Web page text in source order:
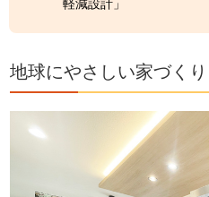
軽減設計」
地球にやさしい家づくり